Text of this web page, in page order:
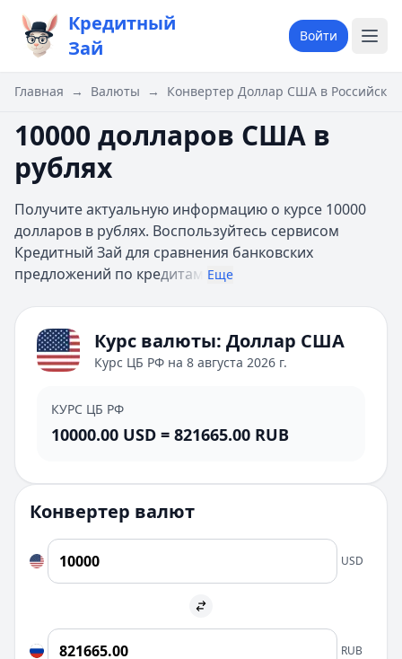
Кредитный
Зай
Войти
Главная → Валюты → Конвертер Доллар США в
10000 долларов США в
рублях
Получите актуальную информацию о курсе 10000
долларов в рублях. Воспользуйтесь сервисом
Кредитный Зай для сравнения банковских
предложений по кредитам Еще
Курс валюты: Доллар США
Курс ЦБ РФ на 8 августа 2026 г.
КУРС ЦБ РФ
10000.00 USD = 821665.00 RUB
Конвертер валют
USD
RUB